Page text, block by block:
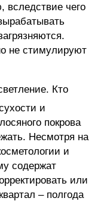
вследствие чего
не стимулируют
Кто
и
покрова
Несмотря на
и
содержат
или
– полгода